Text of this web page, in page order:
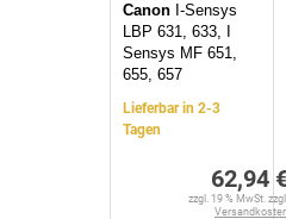
Canon I-Sensys
LBP 631, 633, I
Sensys MF 651,
655, 657
Lieferbar in 2-3
Tagen
62,94
zzgl. 19 % MwSt.